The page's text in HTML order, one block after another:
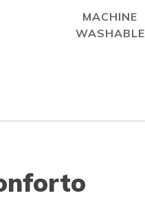
MACHINE
WASHABLE